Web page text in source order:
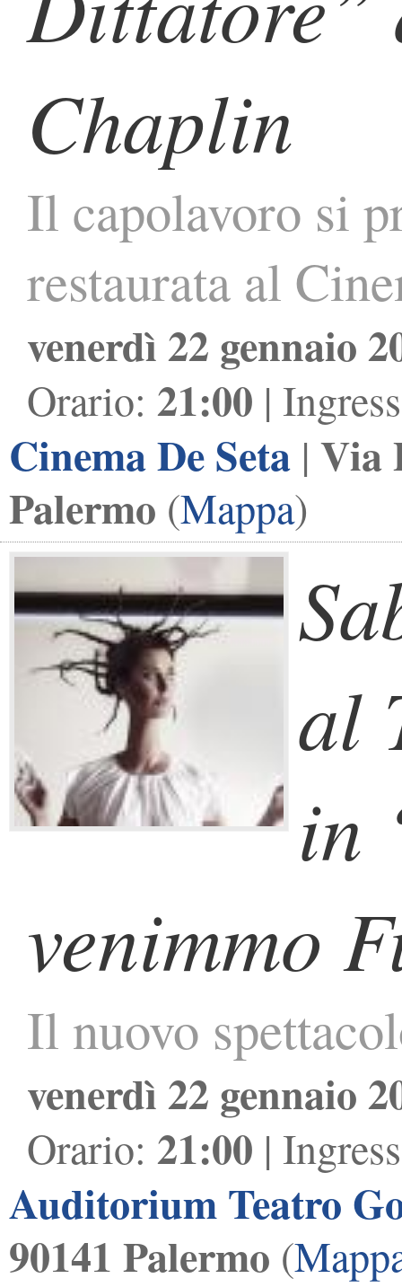
Chaplin
Il capolavoro si
restaurata al
venerdì 22 gennaio
Orario: 21:00 |
Cinema De Seta | Via
Palermo (Mappa)
al
in
venimmo
Il nuovo
venerdì 22 gennaio
Orario: 21:00 |
Auditorium Teatro
90141 Palermo (